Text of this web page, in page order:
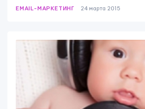
EMAIL-МАРКЕТИНГ 24 мартa 2015